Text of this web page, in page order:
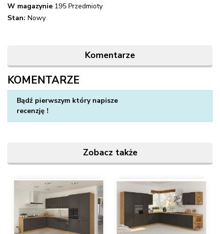
W magazynie 195 Przedmioty
Stan: Nowy
Komentarze
KOMENTARZE
Bądź pierwszym który napisze
recenzję !
Zobacz także